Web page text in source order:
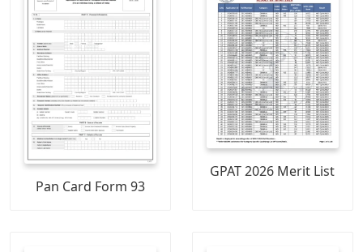
Pan Card Form 93
GPAT 2026 Merit List